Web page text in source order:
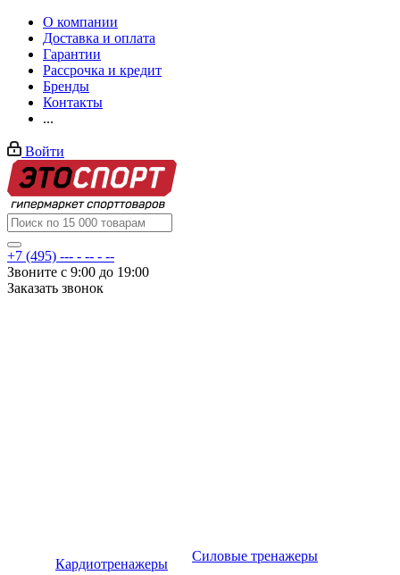
О компании
Доставка и оплата
Гарантии
Рассрочка и кредит
Бренды
Контакты
...
Войти
+7 (495) --- - -- - --
Звоните с 9:00 до 19:00
Заказать звонок
Кардиотренажеры
Силовые тренажеры